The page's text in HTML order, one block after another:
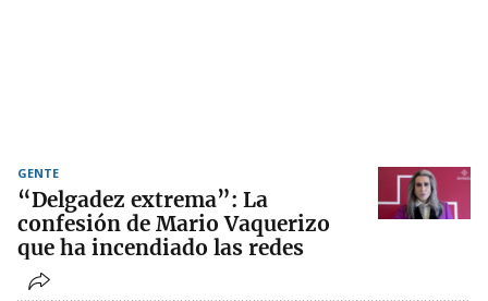
GENTE
“Delgadez extrema”: La
confesión de Mario Vaquerizo
que ha incendiado las redes